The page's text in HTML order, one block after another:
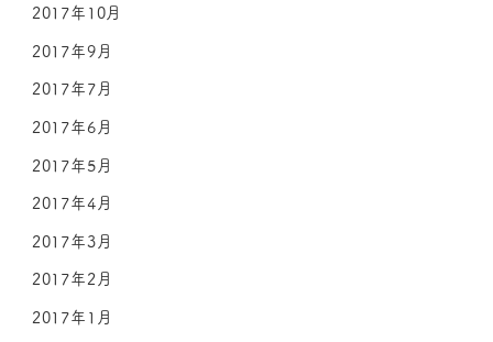
2017年10月
2017年9月
2017年7月
2017年6月
2017年5月
2017年4月
2017年3月
2017年2月
2017年1月